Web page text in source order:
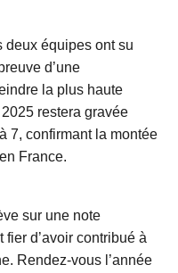
deux équipes ont su
d’une
la plus haute
restera gravée
7, confirmant la montée
France.
sur une note
d’avoir contribué à
Rendez-vous l’année